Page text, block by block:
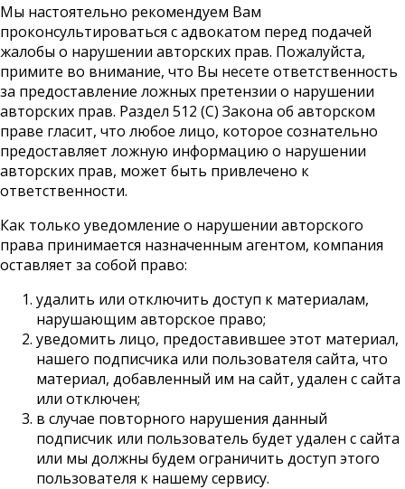
Мы настоятельно рекомендуем Вам
проконсультироваться с адвокатом перед подачей
жалобы о нарушении авторских прав. Пожалуйста,
примите во внимание, что Вы несете ответственность
за предоставление ложных претензии о нарушении
авторских прав. Раздел 512 (С) Закона об авторском
праве гласит, что любое лицо, которое сознательно
предоставляет ложную информацию о нарушении
авторских прав, может быть привлечено к
ответственности.
Как только уведомление о нарушении авторского
права принимается назначенным агентом, компания
оставляет за собой право:
удалить или отключить доступ к материалам,
нарушающим авторское право;
уведомить лицо, предоставившее этот материал,
нашего подписчика или пользователя сайта, что
материал, добавленный им на сайт, удален с сайта
или отключен;
в случае повторного нарушения данный
подписчик или пользователь будет удален с сайта
или мы должны будем ограничить доступ этого
пользователя к нашему сервису.